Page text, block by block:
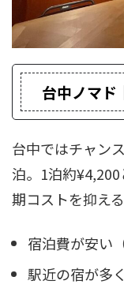
台中ノマド
台中ではチャン
泊。1泊約
期コストを抑え
宿泊費が安い
駅近の宿が多